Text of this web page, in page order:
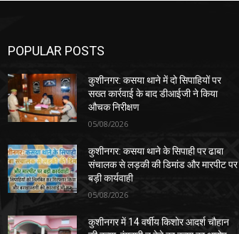
POPULAR POSTS
कुशीनगर: कसया थाने में दो सिपाहियों पर
सख्त कार्रवाई के बाद डीआईजी ने किया
औचक निरीक्षण
05/08/2026
कुशीनगर: कसया थाने के सिपाही पर ढाबा
संचालक से लड़की की डिमांड और मारपीट पर
बड़ी कार्यवाही
05/08/2026
कुशीनगर में 14 वर्षीय किशोर आदर्श चौहान